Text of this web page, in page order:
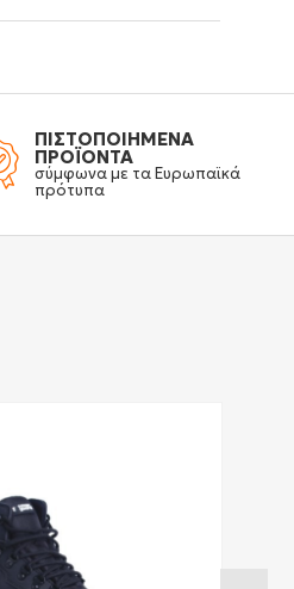
ΠΙΣΤΟΠΟΙΗΜΕΝΑ
ΠΡΟΪΟΝΤΑ
σύμφωνα με τα Ευρωπαϊκά
πρότυπα